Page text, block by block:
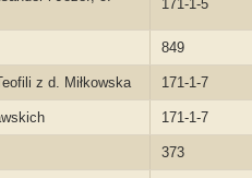
171-1-5
849
z d. Miłkowska 171-1-7
171-1-7
373